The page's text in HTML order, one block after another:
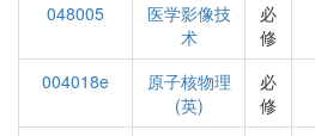
048005
医学影像技
术
必
修
004018e
原子核物理
(英)
必
修